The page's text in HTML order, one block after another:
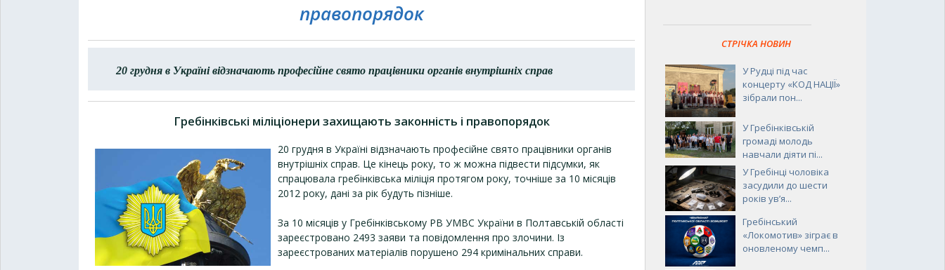
правопорядок
20 грудня в Україні відзначають професійне свято працівники органів внутрішніх справ
Гребінківські міліціонери захищають законність і правопорядок
20 грудня в Україні відзначають професійне свято працівники органів
внутрішніх справ. Це кінець року, то ж можна підвести підсумки, як
спрацювала гребінківська міліція протягом року, точніше за 10 місяців
2012 року, дані за рік будуть пізніше.
За 10 місяців у Гребінківському РВ УМВС України в Полтавській області
зареєстровано 2493 заяви та повідомлення про злочини. Із
зареєстрованих матеріалів порушено 294 кримінальних справи.
СТРІЧКА НОВИН
У Рудці під час
концерту «КОД НАЦІЇ»
зібрали пон...
У Гребінківській
громаді молодь
навчали діяти пі...
У Гребінці чоловіка
засудили до шести
років ув’я...
Гребінський
«Локомотив» зіграє в
оновленому чемп...